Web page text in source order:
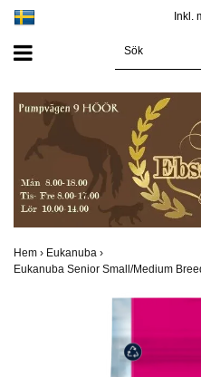
Inkl.
Hem › Eukanuba ›
Eukanuba Senior Small/Medium